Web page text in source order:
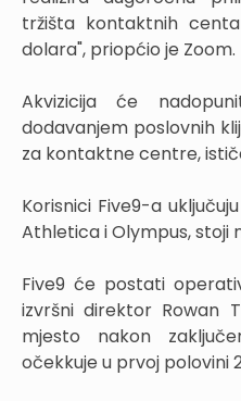
tržišta kontaktnih
dolara", priopćio je Zoom.
Akvizicija će
dodavanjem poslovnih
za kontaktne centre,
Korisnici Five9-a
Athletica i Olympus, stoji
Five9 će postati
izvršni direktor Rowan
mjesto nakon
očekkuje u prvoj polovini